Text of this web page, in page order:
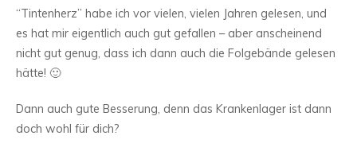
“Tintenherz” habe ich vor vielen, vielen Jahren gelesen, und
es hat mir eigentlich auch gut gefallen – aber anscheinend
nicht gut genug, dass ich dann auch die Folgebände gelesen
hätte! 🙂
Dann auch gute Besserung, denn das Krankenlager ist dann
doch wohl für dich?